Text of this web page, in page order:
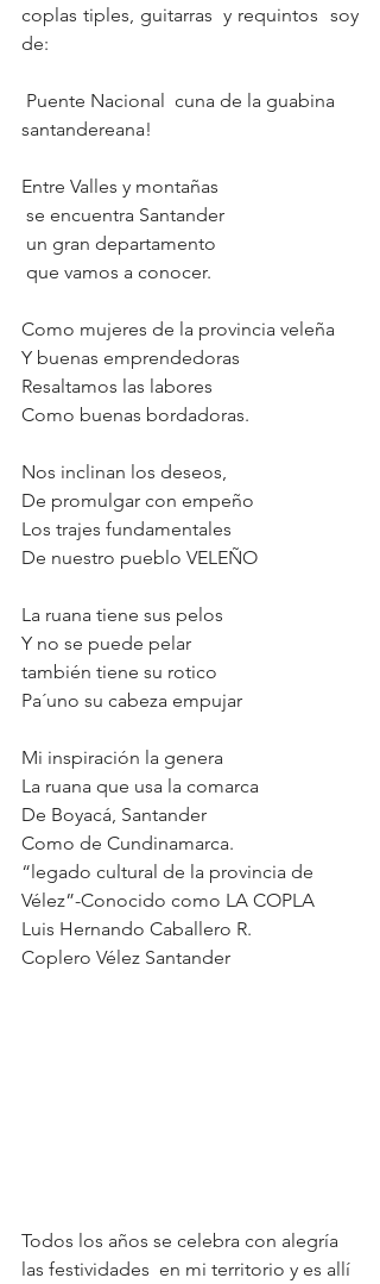
coplas tiples, guitarras  y requintos  soy
de:
santandereana!
Entre Valles y montañas
se encuentra Santander
un gran departamento
que vamos a conocer.
Como mujeres de la provincia veleña
Y buenas emprendedoras
Resaltamos las labores
Como buenas bordadoras.
Nos inclinan los deseos,
De promulgar con empeño
Los trajes fundamentales
De nuestro pueblo VELEÑO
La ruana tiene sus pelos
Y no se puede pelar
también tiene su rotico
Pa´uno su cabeza empujar
Mi inspiración la genera
La ruana que usa la comarca
De Boyacá, Santander
Como de Cundinamarca.
“legado cultural de la provincia de
Vélez”-Conocido como LA COPLA
Luis Hernando Caballero R.
Coplero Vélez Santander
Todos los años se celebra con alegría
las festividades  en mi territorio y es allí